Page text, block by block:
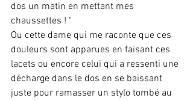
dos un matin en mettant mes
chaussettes ! "
Ou cette dame qui me raconte que ces
douleurs sont apparues en faisant ces
lacets ou encore celui qui a ressenti une
décharge dans le dos en se baissant
juste pour ramasser un stylo tombé au